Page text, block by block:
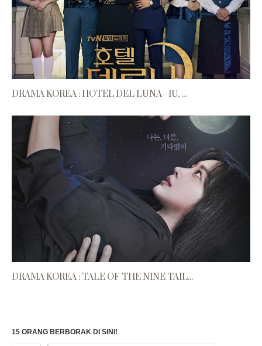
DRAMA KOREA : HOTEL DEL LUNA - IU, ...
DRAMA KOREA : TALE OF THE NINE TAIL...
15 ORANG BERBORAK DI SINI!